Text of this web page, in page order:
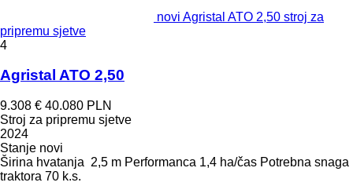
novi Agristal ATO 2,50 stroj za
pripremu sjetve
4
Agristal ATO 2,50
9.308 € 40.080 PLN
Stroj za pripremu sjetve
2024
Stanje novi
Širina hvatanja 2,5 m Performanca 1,4 ha/čas Potrebna snaga
traktora 70 k.s.